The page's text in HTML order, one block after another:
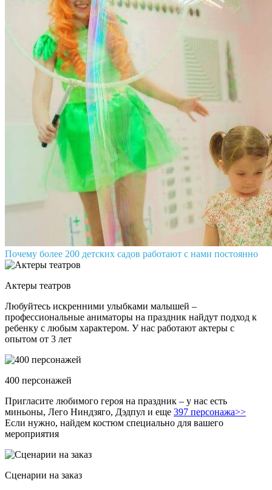
Почему более 200 детских садов работают с нами постоянно
Актеры театров
Любуйтесь искренними улыбками малышей –
профессиональные аниматоры на праздник найдут подход к
ребенку с любым характером. У нас работают актеры с
опытом от 3 лет
400 персонажей
Пригласите любимого героя на праздник – у нас есть
миньоны, Лего Ниндзяго, Дэдпул и еще 397 персонажа>>
Если нужно, найдем костюм специально для вашего
мероприятия
Сценарии на заказ